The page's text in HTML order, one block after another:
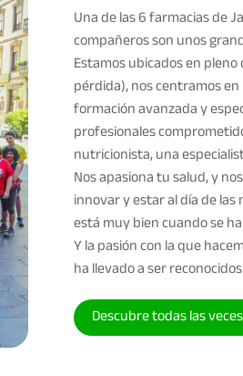
Una de las 6 farmacias de
compañeros son unos
Estamos ubicados en
pérdida), nos centramos
formación avanzada y
profesionales
nutricionista, una
Nos apasiona tu salud, y
innovar y estar al día de
está muy bien cuando se
Y la pasión con la que
ha llevado a ser
Descubre todas las